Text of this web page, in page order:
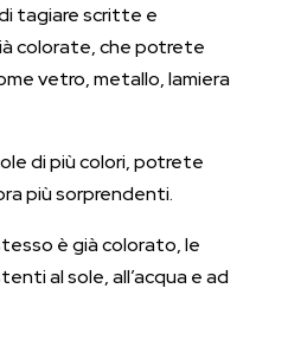
tagiare scritte e
colorate, che potrete
vetro, metallo, lamiera
di più colori, potrete
più sorprendenti.
è già colorato, le
al sole, all’acqua e ad